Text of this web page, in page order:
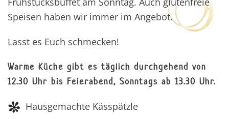
Speisen haben wir immer im Angebot.
Lasst es Euch schmecken!
Warme Küche gibt es täglich durchgehend von
12.30 Uhr bis Feierabend, Sonntags ab 13.30 Uhr.
Hausgemachte Kässpätzle